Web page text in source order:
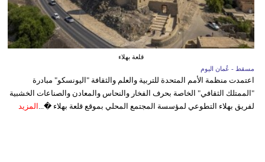
قلعة بهلاء
مسقط - عُمان اليوم
اعتمدت منظمة الأمم المتحدة للتربية والعلم والثقافة "اليونسكو" مبادرة
"الممتلك الثقافي" الخاصة بحرف الفخار والنحاس والمعادن والصناعات الخشبية
لفريق بهلاء التطوعي لمؤسسة المجتمع المحلي بموقع قلعة بهلاء �... المزيد